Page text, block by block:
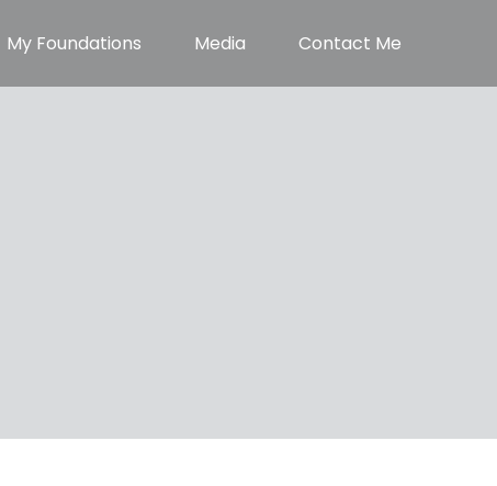
My Foundations Media Contact Me